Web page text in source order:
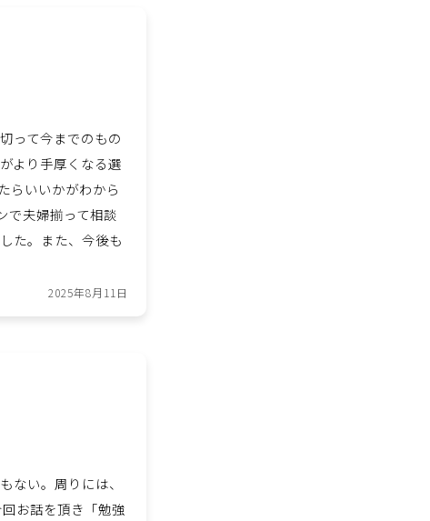
って今までのもの
より手厚くなる選
らいいかがわから
で夫婦揃って相談
た。また、今後も
2025年8月11日
ない。周りには、
お話を頂き「勉強